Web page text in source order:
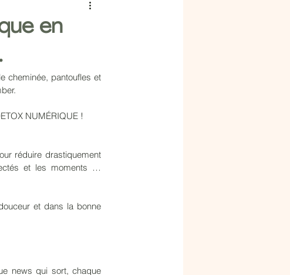
en
cheminée, pantoufles et
NUMÉRIQUE !
réduire drastiquement
et les moments …
et dans la bonne
news qui sort, chaque